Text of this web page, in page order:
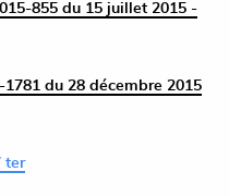
855 du 15 juillet 2015 -
1781 du 28 décembre 2015
ter